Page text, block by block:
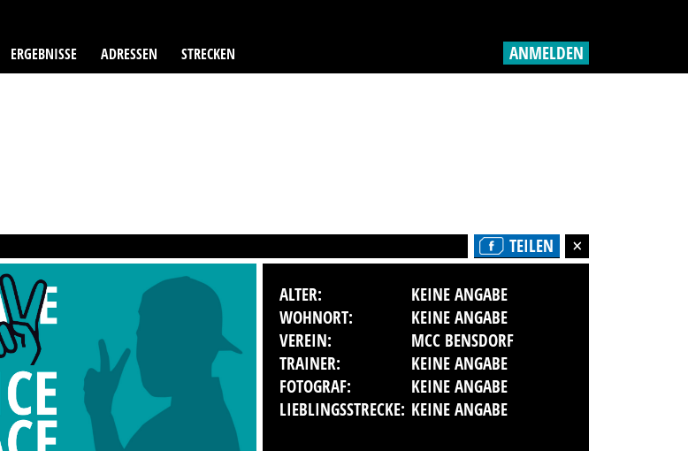
ERGEBNISSE ADRESSEN STRECKEN ANMELDEN
TEILEN
ALTER:
KEINE ANGABE
WOHNORT:
KEINE ANGABE
VEREIN:
MCC BENSDORF
TRAINER:
KEINE ANGABE
FOTOGRAF:
KEINE ANGABE
LIEBLINGSSTRECKE: KEINE ANGABE